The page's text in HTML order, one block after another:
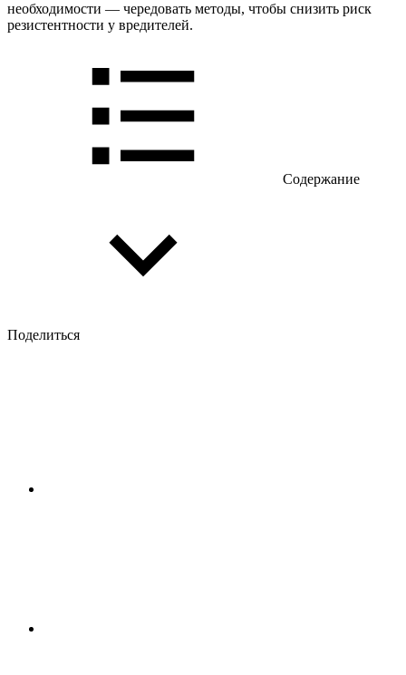
необходимости — чередовать методы, чтобы снизить риск
резистентности у вредителей.
Содержание
Поделиться